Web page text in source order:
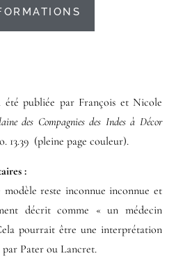
été publiée par François et Nicole
des Compagnies des Indes à Décor
13.39 (pleine page couleur).
:​
modèle reste inconnue inconnue et
décrit comme « un médecin
pourrait être une interprétation
par Pater ou Lancret.